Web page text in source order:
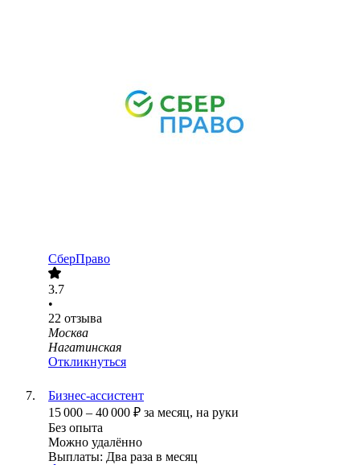
СберПраво
3.7
•
22 отзыва
Москва
Нагатинская
Откликнуться
Бизнес-ассистент
15 000 – 40 000 ₽ за месяц, на руки
Без опыта
Можно удалённо
Выплаты: Два раза в месяц